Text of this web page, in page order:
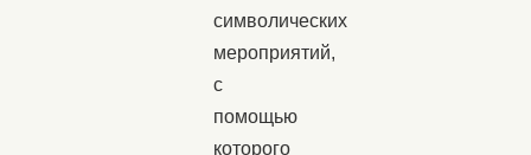
символических
мероприятий,
с
помощью
которого